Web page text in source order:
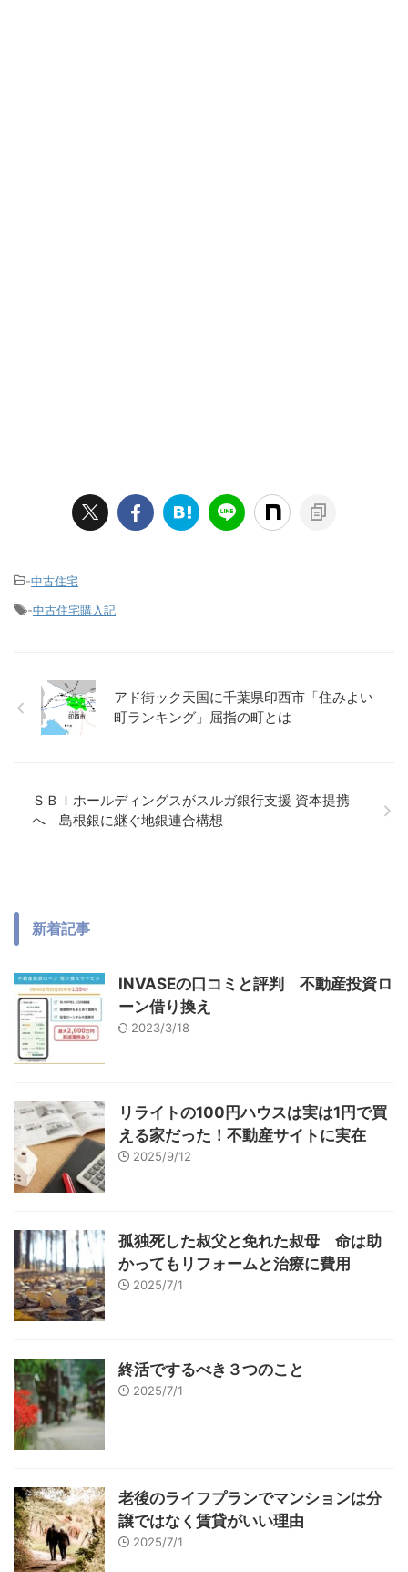
-中古住宅
-中古住宅購入記
アド街ック天国に千葉県印西市「住みよい
町ランキング」屈指の町とは
ＳＢＩホールディングスがスルガ銀行支援 資本提携
へ 島根銀に継ぐ地銀連合構想
新着記事
INVASEの口コミと評判 不動産投資ロ
ーン借り換え
2023/3/18
リライトの100円ハウスは実は1円で買
える家だった！不動産サイトに実在
2025/9/12
孤独死した叔父と免れた叔母 命は助
かってもリフォームと治療に費用
2025/7/1
終活でするべき３つのこと
2025/7/1
老後のライフプランでマンションは分
譲ではなく賃貸がいい理由
2025/7/1